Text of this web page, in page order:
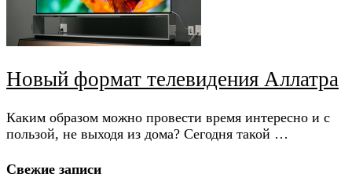
Новый формат телевидения Аллатра
Каким образом можно провести время интересно и с
пользой, не выходя из дома? Сегодня такой …
Свежие записи